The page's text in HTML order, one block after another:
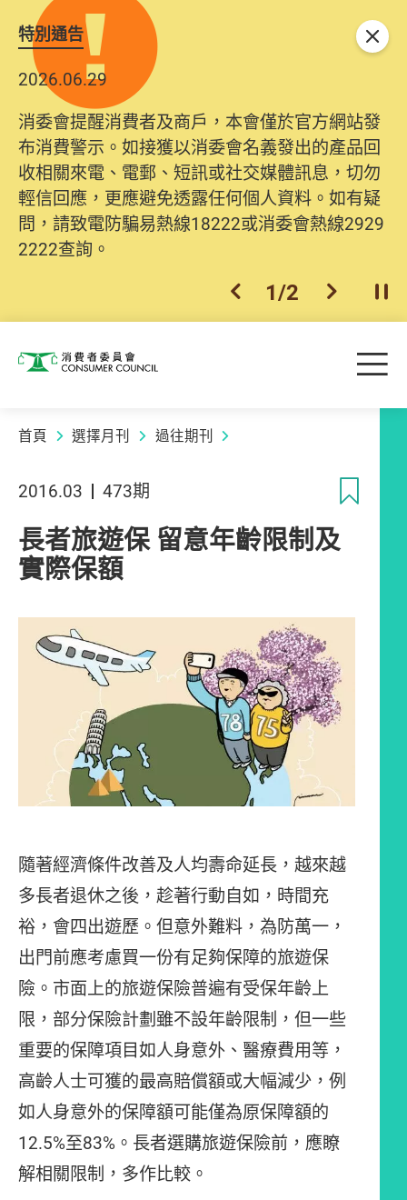
特別通告
2026.06.29
消委會提醒消費者及商戶，本會僅於官方網站發
布消費警示。如接獲以消委會名義發出的產品回
收相關來電、電郵、短訊或社交媒體訊息，切勿
輕信回應，更應避免透露任何個人資料。如有疑
問，請致電防騙易熱線18222或消委會熱線2929
2222查詢。
上一個
1/2 下一個開
關閉
消費者委員會 目
首頁 選擇月刊 過往期刊
2016.03 473期
長者旅遊保 留意年齡限制及
實際保額
隨著經濟條件改善及人均壽命延長，越來越
多長者退休之後，趁著行動自如，時間充
裕，會四出遊歷。但意外難料，為防萬一，
出門前應考慮買一份有足夠保障的旅遊保
險。市面上的旅遊保險普遍有受保年齡上
限，部分保險計劃雖不設年齡限制，但一些
重要的保障項目如人身意外、醫療費用等，
高齡人士可獲的最高賠償額或大幅減少，例
如人身意外的保障額可能僅為原保障額的
12.5%至83%。長者選購旅遊保險前，應瞭
解相關限制，多作比較。